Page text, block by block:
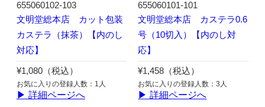
655060102-103
文明堂総本店 カット包装
カステラ（抹茶）【内のし
対応】
¥1,080（税込）
お気に入りの登録人数：1人
▶ 詳細ページへ
655060101-101
文明堂総本店 カステラ0.6
号（10切入）【内のし対
応】
¥1,458（税込）
お気に入りの登録人数：3人
▶ 詳細ページへ